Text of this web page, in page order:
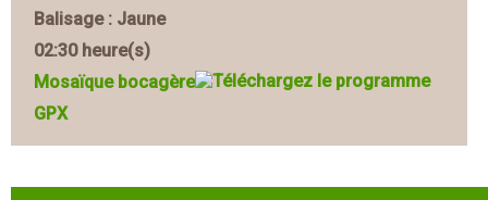
Balisage : Jaune
02:30 heure(s)
Mosaïque bocagère
GPX